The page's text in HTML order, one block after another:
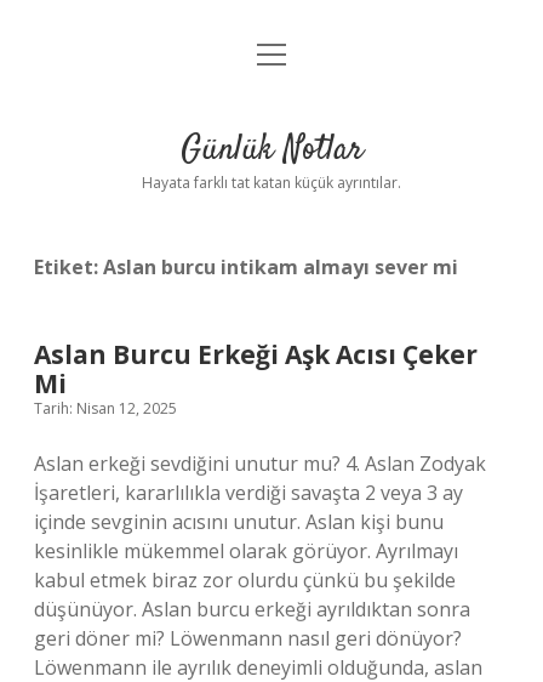
Anasayfa
Yasal Uyarı
menüyü
Günlük Notlar
Hayata farklı tat katan küçük ayrıntılar.
Etiket:Aslan burcu intikam almayı sever mi
Aslan Burcu Erkeği Aşk Acısı Çeker
Mi
Tarih: Nisan 12, 2025
Aslan erkeği sevdiğini unutur mu? 4. Aslan Zodyak
İşaretleri, kararlılıkla verdiği savaşta 2 veya 3 ay
içinde sevginin acısını unutur. Aslan kişi bunu
kesinlikle mükemmel olarak görüyor. Ayrılmayı
kabul etmek biraz zor olurdu çünkü bu şekilde
düşünüyor. Aslan burcu erkeği ayrıldıktan sonra
geri döner mi? Löwenmann nasıl geri dönüyor?
Löwenmann ile ayrılık deneyimli olduğunda, aslan